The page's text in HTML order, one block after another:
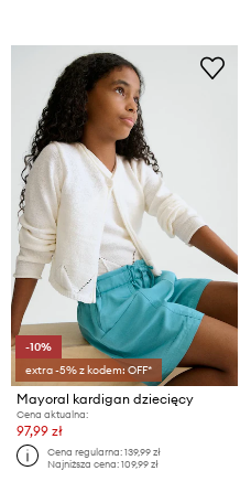
-10%
extra -5% z kodem: OFF*
Mayoral kardigan dziecięcy
Cena aktualna:
97,99 zł
Cena regularna:139,99 zł
Najniższa cena:109,99 zł